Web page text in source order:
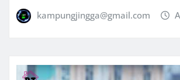
kampungjingga@gmail.com